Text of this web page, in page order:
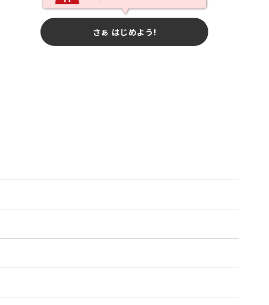
さぁ はじめよう!